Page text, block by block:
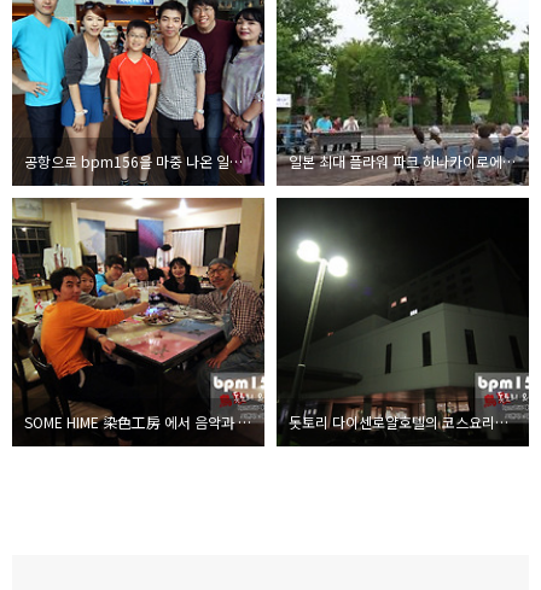
공항으로 bpm156을 마중 나온 일본 1호 팬, 료타 - bpm156 일본 음악여행 #22 일본 최대 플라워 파크 하나카이로에서 공연하다 - bpm156 일본 음악여행 #21
SOME HIME 染色工房 에서 음악과 함께한 둘쨋 밤 - bpm156 일본 음악여행 #19 돗토리 다이센로얄호텔의 코스요리와 온천을 즐기다 - bpm156 일본 음악여행 #18